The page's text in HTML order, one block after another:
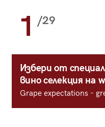
1 /29
Избери от
вино селекция на
Grape expectations -